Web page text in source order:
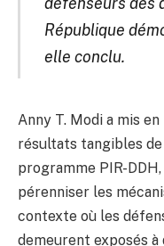
République
elle conclu.
Anny T. Modi a mis
résultats tangibles
programme PIR-DDH,
pérenniser les
contexte où les
demeurent exposés